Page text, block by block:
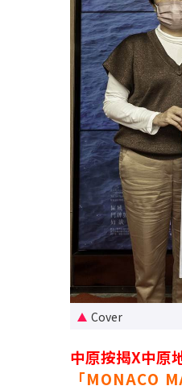
Cover
中原按揭X中原
「MONACO